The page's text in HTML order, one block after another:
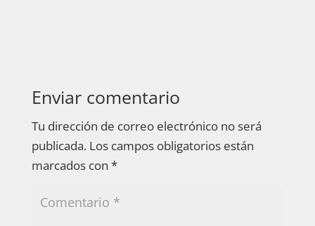
Enviar comentario
Tu dirección de correo electrónico no será
publicada. Los campos obligatorios están
marcados con *